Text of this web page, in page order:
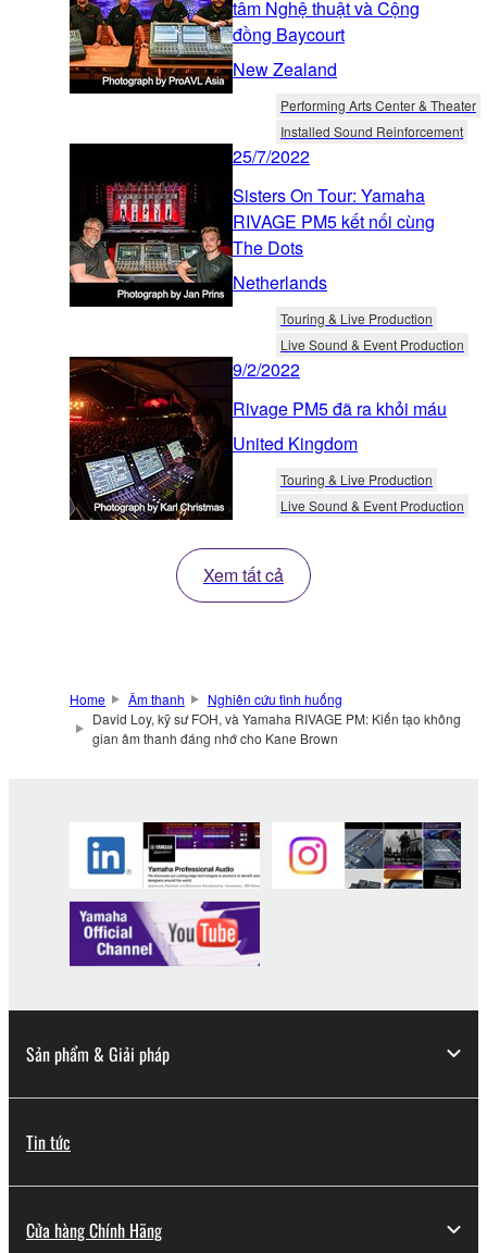
tâm Nghệ thuật và Cộng
đồng Baycourt
New Zealand
Performing Arts Center & Theater
Installed Sound Reinforcement
25/7/2022
Sisters On Tour: Yamaha
RIVAGE PM5 kết nối cùng
The Dots
Netherlands
Touring & Live Production
Live Sound & Event Production
9/2/2022
Rivage PM5 đã ra khỏi máu
United Kingdom
Touring & Live Production
Live Sound & Event Production
Xem tất cả
Home Âm thanh
Nghiên cứu tình huống
David Loy, kỹ sư FOH, và Yamaha RIVAGE PM: Kiến tạo không
gian âm thanh đáng nhớ cho Kane Brown
Sản phẩm & Giải pháp
Tin tức
Cửa hàng Chính Hãng